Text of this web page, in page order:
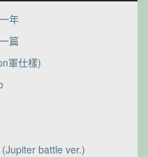
年
篇
軍仕樣)
battle ver.)